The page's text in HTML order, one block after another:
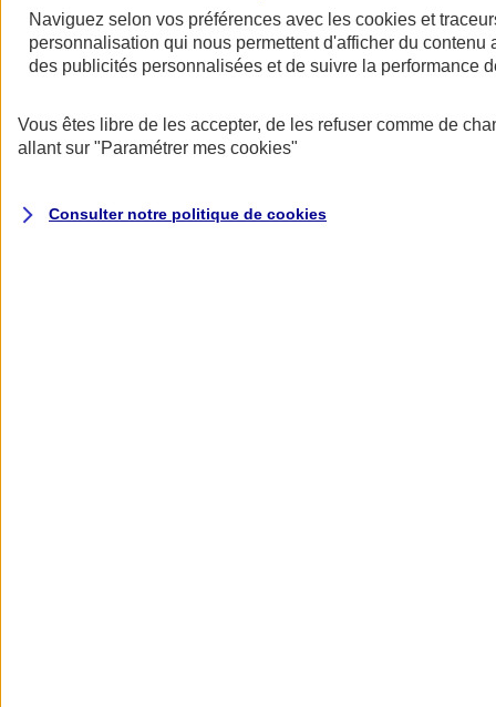
AXA Assurance
Naviguez selon vos préférences avec les cookies et
personnalisation qui nous permettent d'afficher du contenu
des publicités personnalisées et de suivre la performance
Vous êtes libre de les accepter, de les refuser comme de
allant sur "Paramétrer mes cookies"
Consulter notre politique de cookies